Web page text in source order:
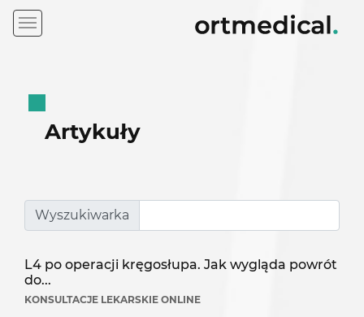
Artykuły
Wyszukiwarka
L4 po operacji kręgosłupa. Jak wygląda powrót
do...
KONSULTACJE LEKARSKIE ONLINE